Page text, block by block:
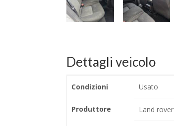
Dettagli veicolo
Condizioni Usato
Produttore Land rover